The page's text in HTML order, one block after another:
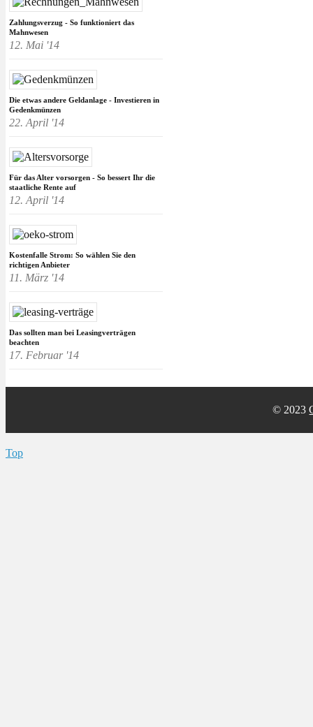
Zahlungsverzug - So funktioniert das
Mahnwesen
12. Mai '14
Die etwas andere Geldanlage - Investieren in
Gedenkmünzen
22. April '14
Für das Alter vorsorgen - So bessert Ihr die
staatliche Rente auf
12. April '14
Kostenfalle Strom: So wählen Sie den
richtigen Anbieter
11. März '14
Das sollten man bei Leasingverträgen
beachten
17. Februar '14
© 2023
Top